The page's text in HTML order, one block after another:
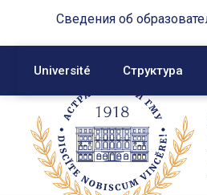
Сведения об
Université Структура